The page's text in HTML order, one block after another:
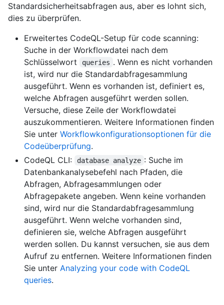
Standardsicherheitsabfragen aus, aber es lohnt sich,
dies zu überprüfen.
Erweitertes CodeQL-Setup für code scanning:
Suche in der Workflowdatei nach dem
Schlüsselwort
queries . Wenn es nicht vorhanden
ist, wird nur die Standardabfragesammlung
ausgeführt. Wenn es vorhanden ist, definiert es,
welche Abfragen ausgeführt werden sollen.
Versuche, diese Zeile der Workflowdatei
auszukommentieren. Weitere Informationen finden
Sie unter Workflowkonfigurationsoptionen für die
Codeüberprüfung.
CodeQL CLI:
database analyze : Suche im
Datenbankanalysebefehl nach Pfaden, die
Abfragen, Abfragesammlungen oder
Abfragepakete angeben. Wenn keine vorhanden
sind, wird nur die Standardabfragesammlung
ausgeführt. Wenn welche vorhanden sind,
definieren sie, welche Abfragen ausgeführt
werden sollen. Du kannst versuchen, sie aus dem
Aufruf zu entfernen. Weitere Informationen finden
Sie unter Analyzing your code with CodeQL
queries.